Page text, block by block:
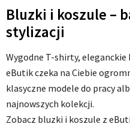
Bluzki i koszule –
stylizacji
Wygodne T-shirty,
eButik czeka na Ciebie
klasyczne modele do pracy
najnowszych kolekcji.
Zobacz bluzki i koszule z